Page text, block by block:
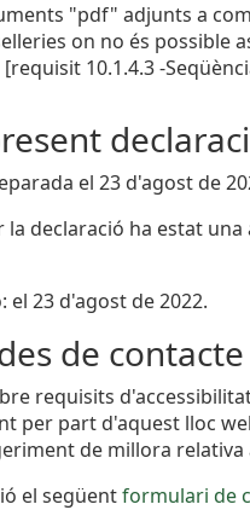
"pdf" adjunts a
on no és possible
10.1.4.3 -
el 23 d'agost de
declaració ha estat
23 d'agost de 2022.
de contacte
requisits
per part d'aquest lloc
de millora relativa
el següentformulari de